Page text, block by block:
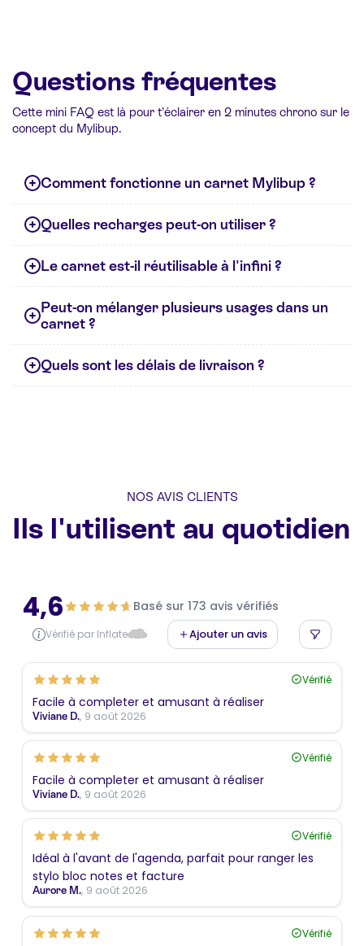
Questions fréquentes
Cette mini FAQ est là pour t’éclairer en 2 minutes chrono sur le
concept du Mylibup.
Comment fonctionne un carnet Mylibup ?
Quelles recharges peut-on utiliser ?
Le carnet est-il réutilisable à l'infini ?
Peut-on mélanger plusieurs usages dans un
carnet ?
Quels sont les délais de livraison ?
NOS AVIS CLIENTS
Ils l'utilisent au quotidien
4,6 Basé sur 173 avis vérifiés
Vérifié par Inflate Ajouter un avis
Vérifié
Facile à completer et amusant à réaliser
Viviane D., 9 août 2026
Vérifié
Facile à completer et amusant à réaliser
Viviane D., 9 août 2026
Vérifié
Idéal à l'avant de l'agenda, parfait pour ranger les
stylo bloc notes et facture
Aurore M., 9 août 2026
Vérifié